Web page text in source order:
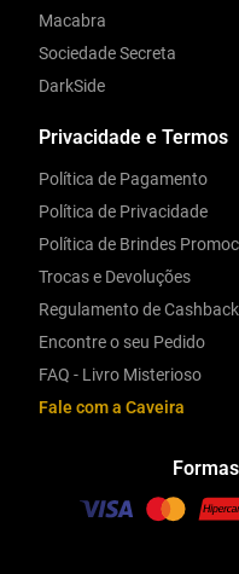
Privacidade e Termos
Política de Pagamento
Política de Privacidade
Política de Brindes
Trocas e Devoluções
Regulamento de Cashback
Encontre o seu Pedido
FAQ - Livro Misterioso
Fale com a Caveira
Macabra
Sociedade Secreta
DarkSide